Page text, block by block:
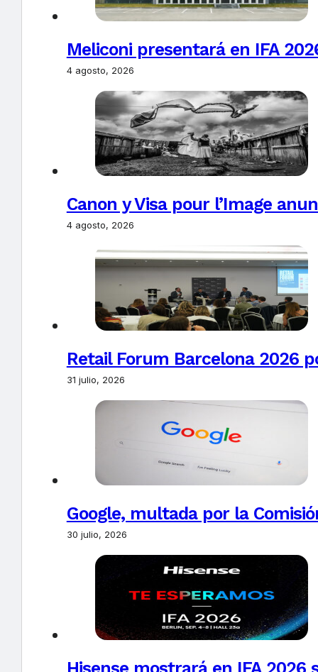
Meliconi presentará en IFA
4 agosto, 2026
Canon y Visa pour l’Image
4 agosto, 2026
Retail Forum Barcelona 2026
31 julio, 2026
Google, multada por la
30 julio, 2026